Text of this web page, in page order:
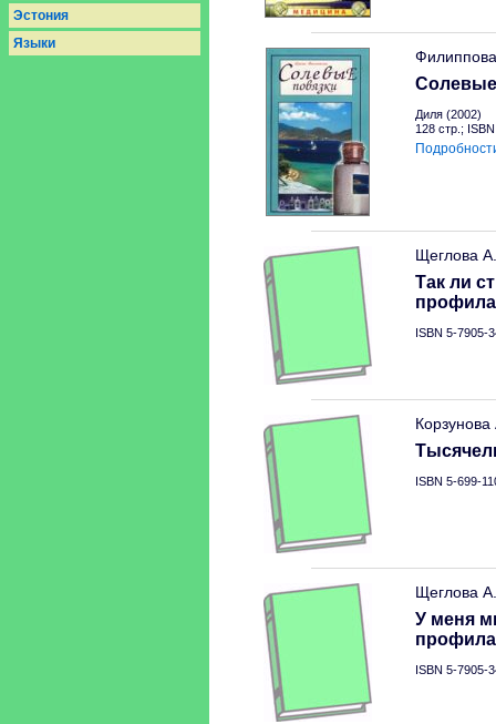
Эстония
Языки
Диля (2002)
128 стр.;
Щеглова
Так ли
ISBN 5-7905-
ISBN 5-699-
Щеглова
У меня
ISBN 5-7905-